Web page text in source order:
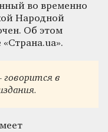
во временно
Народной
Об этом
в